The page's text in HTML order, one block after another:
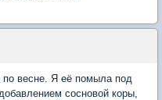
весне. Я её помыла под
сосновой коры,